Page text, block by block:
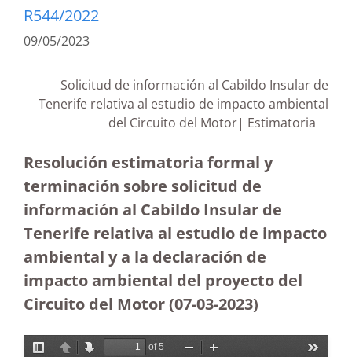
R544/2022
09/05/2023
Solicitud de información al Cabildo Insular de
Tenerife relativa al estudio de impacto ambiental
del Circuito del Motor| Estimatoria
Resolución estimatoria formal y
terminación sobre solicitud de
información al Cabildo Insular de
Tenerife relativa al estudio de impacto
ambiental y a la declaración de
impacto ambiental del proyecto del
Circuito del Motor(07-03-2023)